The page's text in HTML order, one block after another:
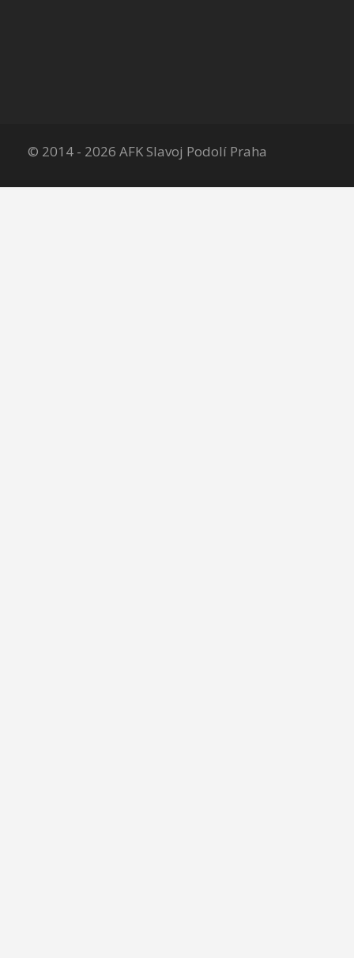
© 2014 - 2026 AFK Slavoj Podolí Praha